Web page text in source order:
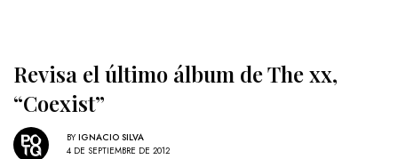
Revisa el último álbum de The xx,
“Coexist”
BY IGNACIO SILVA
4 DE SEPTIEMBRE DE 2012